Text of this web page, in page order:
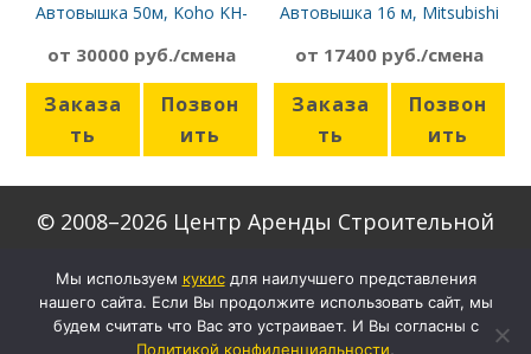
Автовышка 50м, Koho KH-
от 30000 руб./смена
Заказа
ть
Позвон
ить
Автовышка 16 м, Mitsubishi
стрела
от 17400 руб./смена
Заказа
ть
Позвон
ить
© 2008–2026 Центр Аренды Строительной
Скачать формы договоров
Настройки кукис
Мы используем кукиcдля наилучшего представления
нашего сайта. Если Вы продолжите использовать сайт, мы
будем считать что Вас это устраивает. И Вы согласны с
Политикой конфиденциальности,